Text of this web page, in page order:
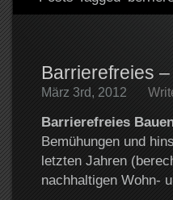
Barrierefreies
März 3rd, 2012
Barrierefreies
Bemühungen und
letzten Jahren
nachhaltigen Wohn-